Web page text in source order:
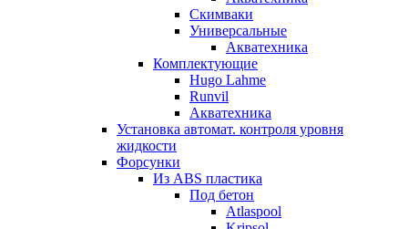
Скимваки
Универсальные
Акватехника
Комплектующие
Hugo Lahme
Runvil
Акватехника
Установка автомат. контроля уровня
жидкости
Форсунки
Из ABS пластика
Под бетон
Atlaspool